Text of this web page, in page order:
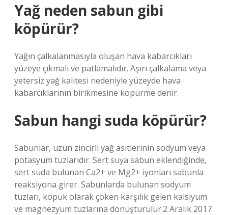
Yağ neden sabun gibi
köpürür?
Yağın çalkalanmasıyla oluşan hava kabarcıkları
yüzeye çıkmalı ve patlamalıdır. Aşırı çalkalama veya
yetersiz yağ kalitesi nedeniyle yüzeyde hava
kabarcıklarının birikmesine köpürme denir.
Sabun hangi suda köpürür?
Sabunlar, uzun zincirli yağ asitlerinin sodyum veya
potasyum tuzlarıdır. Sert suya sabun eklendiğinde,
sert suda bulunan Ca2+ ve Mg2+ iyonları sabunla
reaksiyona girer. Sabunlarda bulunan sodyum
tuzları, köpük olarak çöken karşılık gelen kalsiyum
ve magnezyum tuzlarına dönüştürülür.2 Aralık 2017